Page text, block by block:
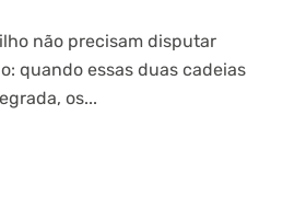
não precisam disputar
quando essas duas cadeias
os...